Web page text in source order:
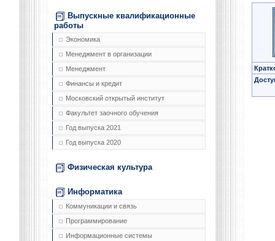
Выпускные квалификационные
работы
Экономика
Менеджмент в организации
Менеджмент
Финансы и кредит
Московский открытый институт
Факультет заочного обучения
Год выпуска 2021
Год выпуска 2020
Физическая культура
Информатика
Коммуникации и связь
Программирование
Информационные системы